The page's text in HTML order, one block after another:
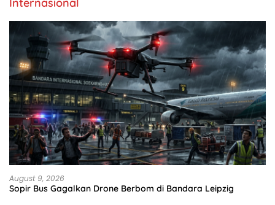
Internasional
August 9, 2026
Sopir Bus Gagalkan Drone Berbom di Bandara Leipzig